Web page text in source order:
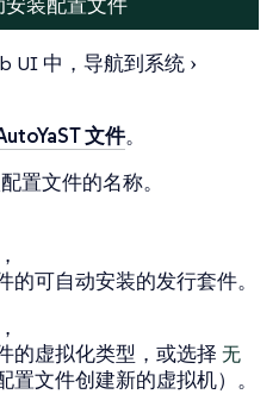
UI 中，导航到系统
文件。
置文件的名称。
可自动安装的发行套件。
的虚拟化类型，或选择 无
置文件创建新的虚拟机）。